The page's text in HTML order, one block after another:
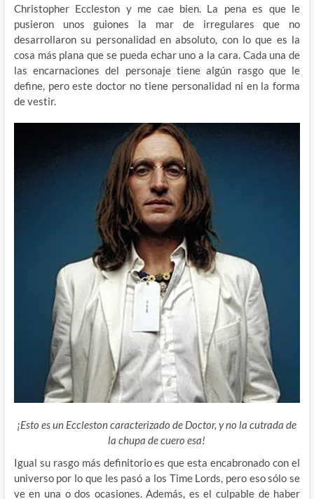
Christopher Eccleston y me cae bien. La pena es que le
pusieron unos guiones la mar de irregulares que no
desarrollaron su personalidad en absoluto, con lo que es la
cosa más plana que se pueda echar uno a la cara. Cada una de
las encarnaciones del personaje tiene algún rasgo que le
define, pero este doctor no tiene personalidad ni en la forma
de vestir.
¡Esto es un Eccleston caracterizado de Doctor, y no la cutrada de
la chupa de cuero esa!
Igual su rasgo más definitorio es que esta encabronado con el
universo por lo que les pasó a los Time Lords, pero eso sólo se
ve en una o dos ocasiones. Además, es el culpable de haber